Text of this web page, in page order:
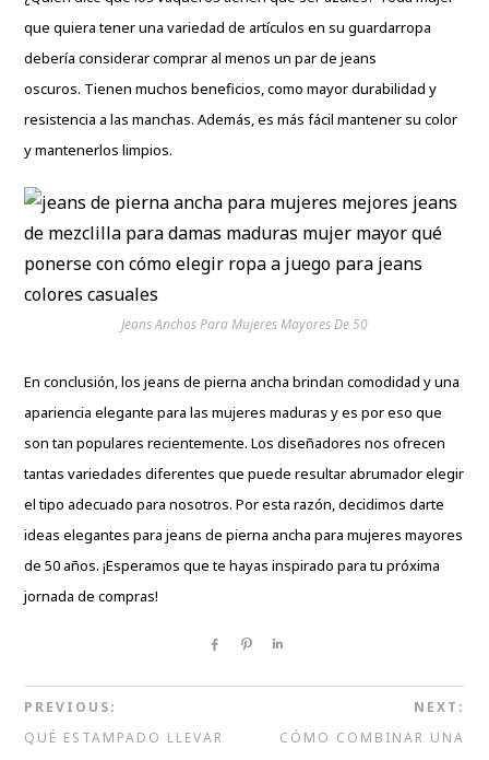
que quiera tener una variedad de artículos en su guardarropa
debería considerar comprar al menos un par de jeans
oscuros. Tienen muchos beneficios, como mayor durabilidad y
resistencia a las manchas. Además, es más fácil mantener su color
y mantenerlos limpios.
Jeans Anchos Para Mujeres Mayores De 50
En conclusión, los jeans de pierna ancha brindan comodidad y una
apariencia elegante para las mujeres maduras y es por eso que
son tan populares recientemente. Los diseñadores nos ofrecen
tantas variedades diferentes que puede resultar abrumador elegir
el tipo adecuado para nosotros. Por esta razón, decidimos darte
ideas elegantes para jeans de pierna ancha para mujeres mayores
de 50 años. ¡Esperamos que te hayas inspirado para tu próxima
jornada de compras!
Share Pin
PREVIOUS:
QUÉ ESTAMPADO LLEVAR
NEXT:
CÓMO COMBINAR UNA